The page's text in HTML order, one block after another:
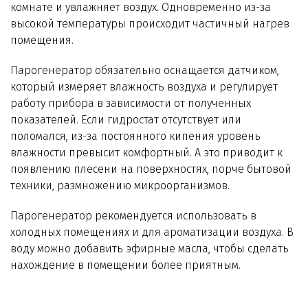
комнате и увлажняет воздух. Одновременно из-за
высокой температуры происходит частичный нагрев
помещения.
Парогенератор обязательно оснащается датчиком,
который измеряет влажность воздуха и регулирует
работу прибора в зависимости от полученных
показателей. Если гидростат отсутствует или
поломался, из-за постоянного кипения уровень
влажности превысит комфортный. А это приводит к
появлению плесени на поверхностях, порче бытовой
техники, размножению микроорганизмов.
Парогенератор рекомендуется использовать в
холодных помещениях и для ароматизации воздуха. В
воду можно добавить эфирные масла, чтобы сделать
нахождение в помещении более приятным.